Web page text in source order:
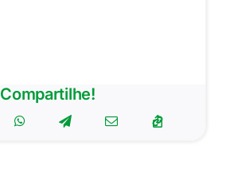
Compartilhe!